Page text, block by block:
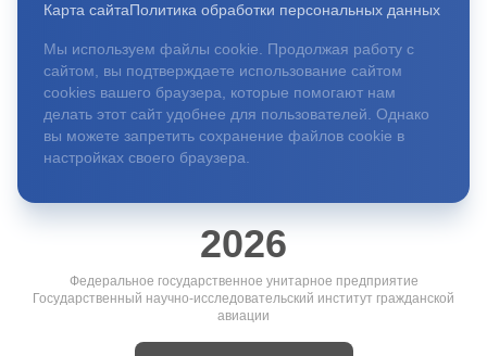
Карта сайтаПолитика обработки персональных данных
Мы используем файлы cookie. Продолжая работу с
сайтом, вы подтверждаете использование сайтом
cookies вашего браузера, которые помогают нам
делать этот сайт удобнее для пользователей. Однако
вы можете запретить сохранение файлов cookie в
настройках своего браузера.
2026
Федеральное государственное унитарное предприятие
Государственный научно-исследовательский институт гражданской
авиации